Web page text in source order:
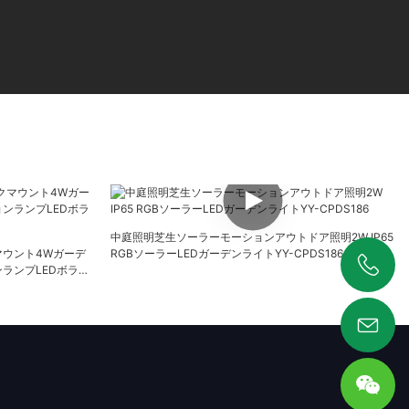
ント4Wガーデ
ンプLEDボラー
中庭照明芝生ソーラーモーションアウトドア照明2W IP65
RGBソーラーLEDガーデンライトYY-CPDS186